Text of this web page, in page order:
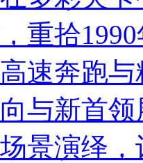
重拾
速奔跑
与新首
景演绎